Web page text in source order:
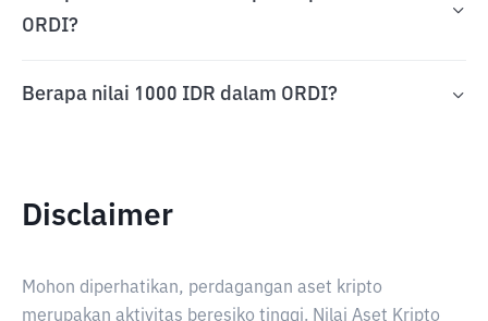
ORDI?
Berapa nilai 1000 IDR dalam ORDI?
Disclaimer
Mohon diperhatikan, perdagangan aset kripto
merupakan aktivitas beresiko tinggi. Nilai Aset Kripto